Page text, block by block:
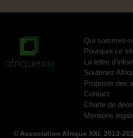
Qui sommes-
Pourquoi ce
La lettre
Soutenez
Proposer des
Contact
Charte de
Mentions
© Association Afrique XXI, 2013-